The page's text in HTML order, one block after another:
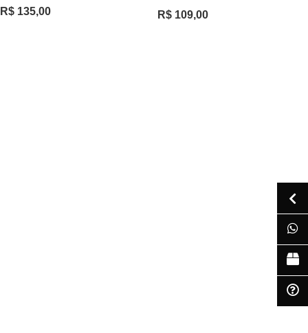
R$ 135,00 R$ 109,00